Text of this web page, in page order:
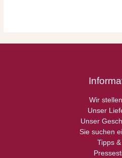
Wir
Unser
Unser
Sie suchen
Tipps